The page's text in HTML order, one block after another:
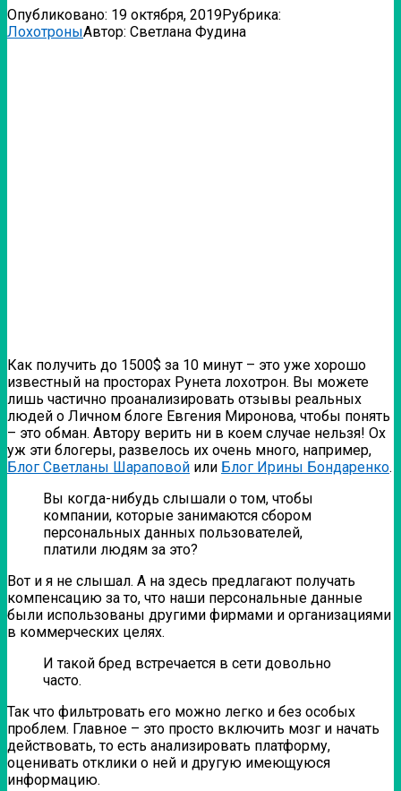
Опубликовано: 19 октября, 2019Рубрика:
ЛохотроныАвтор: Светлана Фудина
Как получить до 1500$ за 10 минут – это уже хорошо
известный на просторах Рунета лохотрон. Вы можете
лишь частично проанализировать отзывы реальных
людей о Личном блоге Евгения Миронова, чтобы понять
– это обман. Автору верить ни в коем случае нельзя! Ох
уж эти блогеры, развелось их очень много, например,
Блог Светланы Шараповой или Блог Ирины Бондаренко.
Вы когда-нибудь слышали о том, чтобы
компании, которые занимаются сбором
персональных данных пользователей,
платили людям за это?
Вот и я не слышал. А на здесь предлагают получать
компенсацию за то, что наши персональные данные
были использованы другими фирмами и организациями
в коммерческих целях.
И такой бред встречается в сети довольно
часто.
Так что фильтровать его можно легко и без особых
проблем. Главное – это просто включить мозг и начать
действовать, то есть анализировать платформу,
оценивать отклики о ней и другую имеющуюся
информацию.